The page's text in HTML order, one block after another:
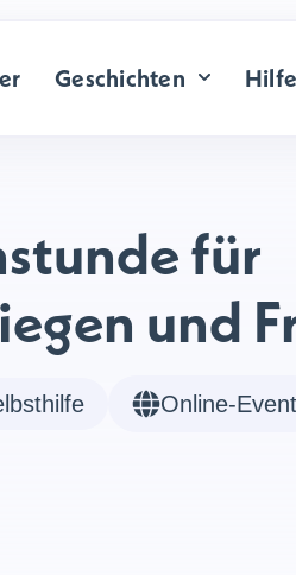
Geschichten Hilfe
für
und
Online-Event